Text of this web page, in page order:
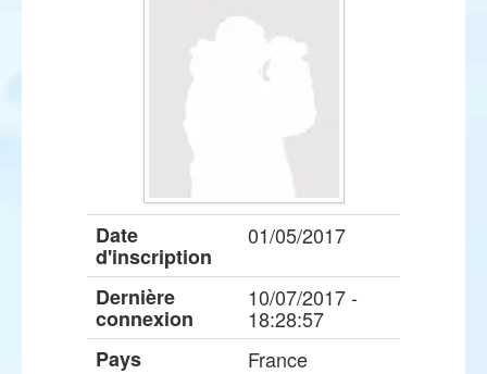
Date
d'inscription
01/05/2017
Dernière
connexion
10/07/2017 -
18:28:57
Pays
France